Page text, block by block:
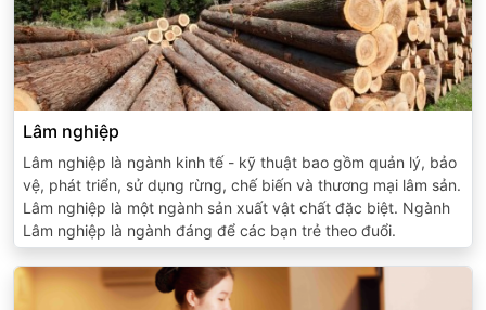
Lâm nghiệp
Lâm nghiệp là ngành kinh tế - kỹ thuật bao gồm quản lý, bảo
vệ, phát triển, sử dụng rừng, chế biến và thương mại lâm sản.
Lâm nghiệp là một ngành sản xuất vật chất đặc biệt. Ngành
Lâm nghiệp là ngành đáng để các bạn trẻ theo đuổi.